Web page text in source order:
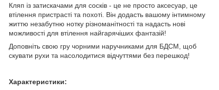
Кляп із затискачами для сосків - це не просто аксесуар, це
втілення пристрасті та похоті. Він додасть вашому інтимному
життю незабутню нотку різноманітності та надасть нові
можливості для втілення найгарячіших фантазій!
Доповніть свою гру чорними наручниками для БДСМ, щоб
скувати рухи та насолодитися відчуттями без перешкод!
Характеристики: